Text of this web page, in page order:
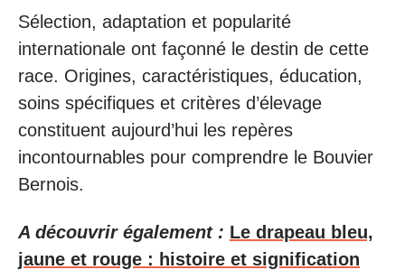
Sélection, adaptation et popularité
internationale ont façonné le destin de cette
race. Origines, caractéristiques, éducation,
soins spécifiques et critères d’élevage
constituent aujourd’hui les repères
incontournables pour comprendre le Bouvier
Bernois.
A découvrir également : Le drapeau bleu,
jaune et rouge : histoire et signification